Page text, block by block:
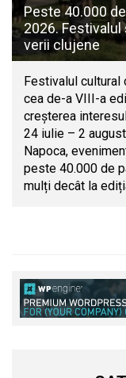
Peste 40.000
2026.
verii clujene
Festivalul cultural
cea de-a VIII-a
creșterea
24 iulie – 2
Napoca,
peste 40.000 de
mulți decât la